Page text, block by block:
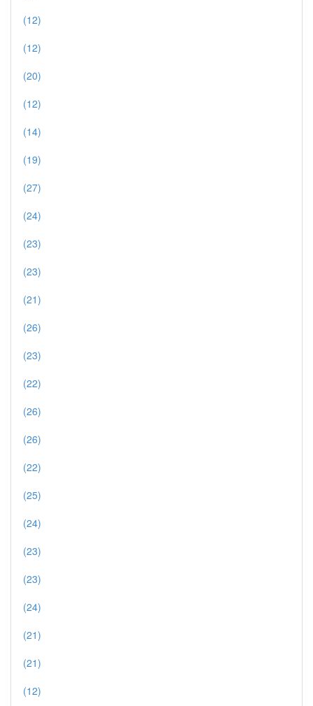
(12)
(12)
(20)
(12)
(14)
(19)
(27)
(24)
(23)
(23)
(21)
(26)
(23)
(22)
(26)
(26)
(22)
(25)
(24)
(23)
(23)
(24)
(21)
(21)
(12)